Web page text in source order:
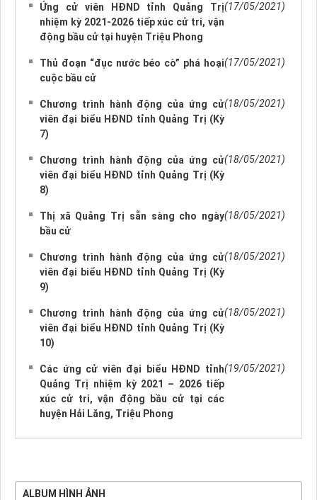
Ứng cử viên HĐND tỉnh Quảng Trị
nhiệm kỳ 2021-2026 tiếp xúc cử tri, vận
động bầu cử tại huyện Triệu Phong
(17/05/2021)
Thủ đoạn “đục nước béo cò” phá hoại
cuộc bầu cử
(17/05/2021)
Chương trình hành động của ứng cử
viên đại biểu HĐND tỉnh Quảng Trị (Kỳ
7)
(18/05/2021)
Chương trình hành động của ứng cử
viên đại biểu HĐND tỉnh Quảng Trị (Kỳ
8)
(18/05/2021)
Thị xã Quảng Trị sẵn sàng cho ngày
bầu cử
(18/05/2021)
Chương trình hành động của ứng cử
viên đại biểu HĐND tỉnh Quảng Trị (Kỳ
9)
(18/05/2021)
Chương trình hành động của ứng cử
viên đại biểu HĐND tỉnh Quảng Trị (Kỳ
10)
(18/05/2021)
Các ứng cử viên đại biểu HĐND tỉnh
Quảng Trị nhiệm kỳ 2021 – 2026 tiếp
xúc cử tri, vận động bầu cử tại các
huyện Hải Lăng, Triệu Phong
(19/05/2021)
ALBUM HÌNH ẢNH